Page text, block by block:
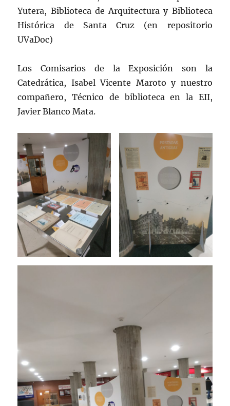
Yutera, Biblioteca de Arquitectura y Biblioteca
Histórica de Santa Cruz (en repositorio
UVaDoc)
Los Comisarios de la Exposición son la
Catedrática, Isabel Vicente Maroto y nuestro
compañero, Técnico de biblioteca en la EII,
Javier Blanco Mata.